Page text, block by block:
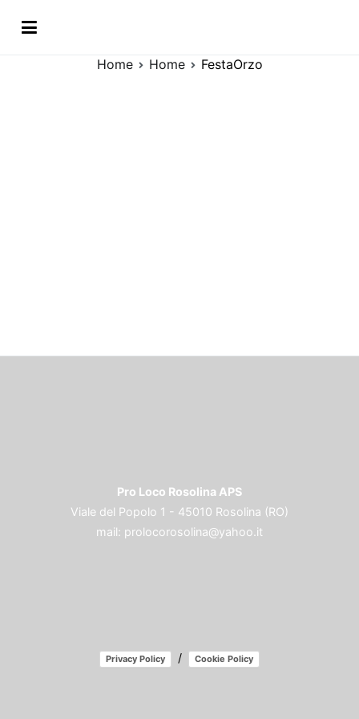
Home Home FestaOrzo
Pro Loco Rosolina APS
Viale del Popolo 1 - 45010 Rosolina (RO)
mail: prolocorosolina@yahoo.it
Privacy Policy / Cookie Policy